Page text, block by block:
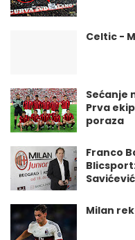
Celtic -
Sećanje
Prva
poraza
Franco
Milan